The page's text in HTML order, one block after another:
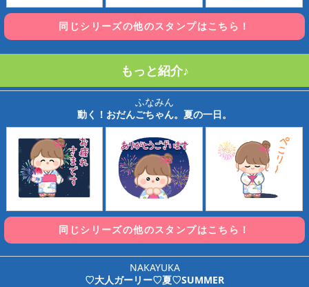
同じシリーズの他のスタンプはこちら！
もっと紹介♪
ふなみん
動く！おだんごちゃん。夏の一日。
同じシリーズの他のスタンプはこちら！
NAKAYUKA
♡大人ガーリー♡夏♡SUMMER